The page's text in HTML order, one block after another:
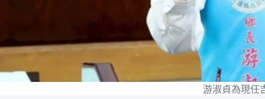
游淑貞為現任